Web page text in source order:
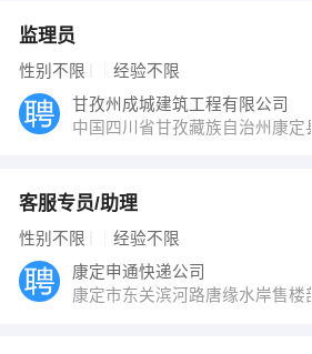
监理员
性别不限 经验不限
甘孜州成城建筑工程有限公司
中国四川省甘孜藏族自治州康
客服专员/助理
性别不限 经验不限
康定申通快递公司
康定市东关滨河路唐缘水岸售楼